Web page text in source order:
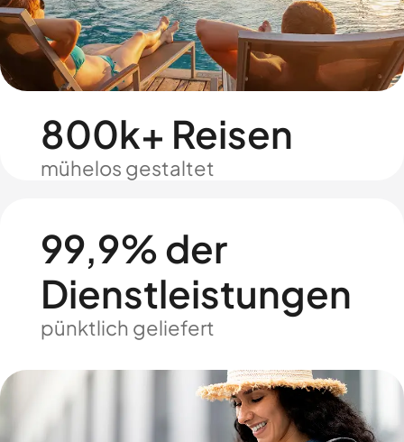
800k+ Reisen
mühelos gestaltet
99,9% der
Dienstleistungen
pünktlich geliefert